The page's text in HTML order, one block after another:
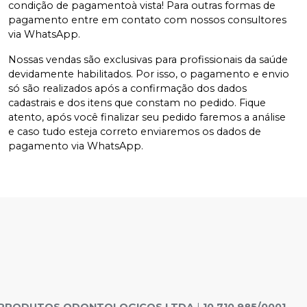
condição de pagamentoà vista! Para outras formas de
pagamento entre em contato com nossos consultores
via WhatsApp.
Nossas vendas são exclusivas para profissionais da saúde
devidamente habilitados. Por isso, o pagamento e envio
só são realizados após a confirmação dos dados
cadastrais e dos itens que constam no pedido. Fique
atento, após você finalizar seu pedido faremos a análise
e caso tudo esteja correto enviaremos os dados de
pagamento via WhatsApp.